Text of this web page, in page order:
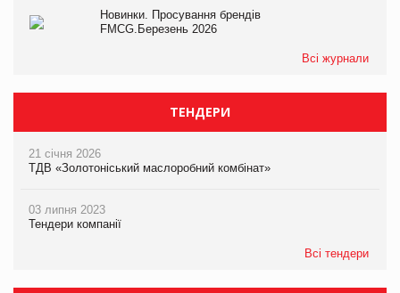
Новинки. Просування брендів
FMCG.Березень 2026
Всі журнали
ТЕНДЕРИ
21 січня 2026
ТДВ «Золотоніський маслоробний комбінат»
03 липня 2023
Тендери компанії
Всі тендери